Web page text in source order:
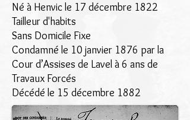
Né à Henvic le 17 décembre 1822
Tailleur d'habits
Sans Domicile Fixe
Condamné le 10 janvier 1876 par la
Cour d’Assises de Lavel à 6 ans de
Travaux Forcés
Décédé le 15 décembre 1882